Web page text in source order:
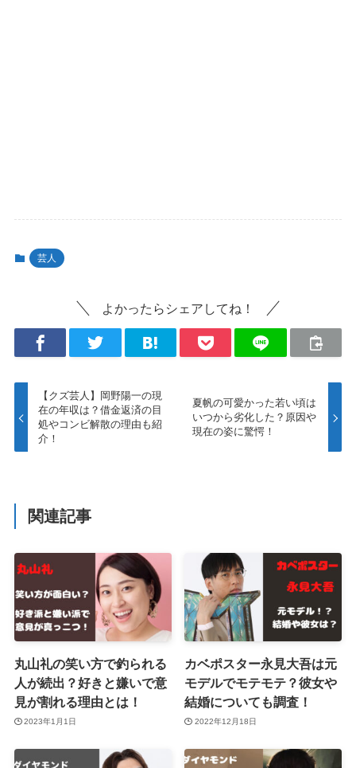
芸人
よかったらシェアしてね！
【クズ芸人】岡野陽一の現
在の年収は？借金返済の目
処やコンビ解散の理由も紹
介！
夏帆の可愛かった若い頃は
いつから劣化した？原因や
現在の姿に驚愕！
関連記事
丸山礼の笑い方で釣られる
人が続出？好きと嫌いで意
見が割れる理由とは！
2023年1月1日
カベポスター永見大吾は元
モデルでモテモテ？彼女や
結婚についても調査！
2022年12月18日